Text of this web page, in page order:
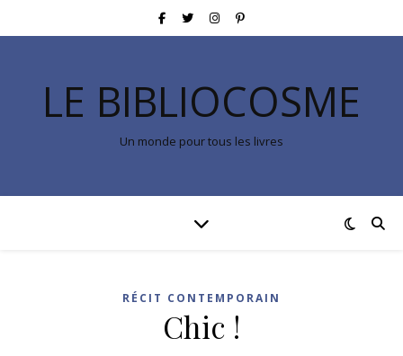
LE BIBLIOCOSME
Un monde pour tous les livres
RÉCIT CONTEMPORAIN
Chic !